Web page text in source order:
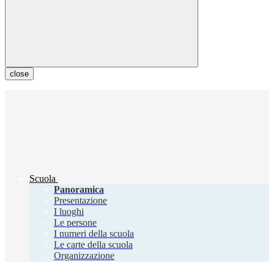
close
Scuola
Panoramica
Presentazione
I luoghi
Le persone
I numeri della scuola
Le carte della scuola
Organizzazione